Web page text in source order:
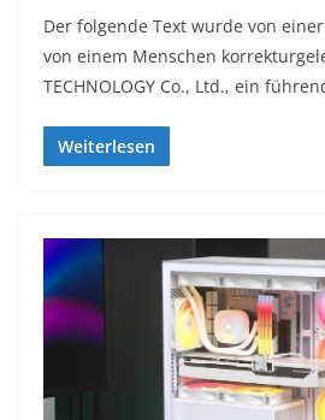
Der folgende Text wurde von
von einem Menschen
TECHNOLOGY Co., Ltd., ein
Weiterlesen